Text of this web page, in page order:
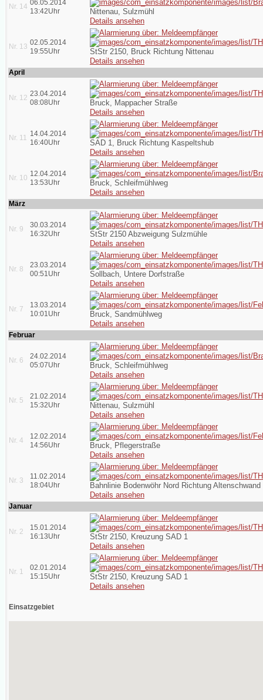
Nr. 14 06.05.2014
13:42Uhr
Nittenau, Sulzmühl
Details ansehen
Nr. 13 02.05.2014
19:55Uhr
StStr 2150, Bruck Richtung Nittenau
Details ansehen
April
Nr. 12 23.04.2014
08:08Uhr
Bruck, Mappacher Straße
Details ansehen
Nr. 11 14.04.2014
16:40Uhr
SAD 1, Bruck Richtung Kaspeltshub
Details ansehen
Nr. 10 12.04.2014
13:53Uhr
Bruck, Schleifmühlweg
Details ansehen
März
Nr. 9
30.03.2014
16:32Uhr
StStr 2150 Abzweigung Sulzmühle
Details ansehen
Nr. 8
23.03.2014
00:51Uhr
Sollbach, Untere Dorfstraße
Details ansehen
Nr. 7
13.03.2014
10:01Uhr
Bruck, Sandmühlweg
Details ansehen
Februar
Nr. 6
24.02.2014
05:07Uhr
Bruck, Schleifmühlweg
Details ansehen
Nr. 5
21.02.2014
15:32Uhr
Nittenau, Sulzmühl
Details ansehen
Nr. 4
12.02.2014
14:56Uhr
Bruck, Pflegerstraße
Details ansehen
Nr. 3
11.02.2014
18:04Uhr
Bahnlinie Bodenwöhr Nord Richtung Altenschwand
Details ansehen
Januar
Nr. 2
15.01.2014
16:13Uhr
StStr 2150, Kreuzung SAD 1
Details ansehen
Nr. 1
02.01.2014
15:15Uhr
StStr 2150, Kreuzung SAD 1
Details ansehen
Einsatzgebiet